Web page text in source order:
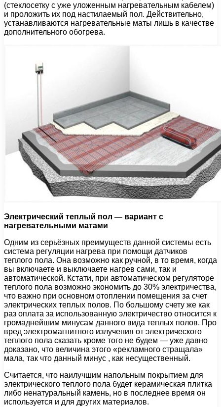
(стеклосетку с уже уложенным нагревательным кабелем)
и проложить их под настилаемый пол. Действительно,
устанавливаются нагревательные маты лишь в качестве
дополнительного обогрева.
Электрический теплый пол — вариант с
нагревательными матами
Одним из серьёзных преимуществ данной системы есть
система регуляции нагрева при помощи датчиков
теплого пола. Она возможно как ручной, в то время, когда
вы включаете и выключаете нагрев сами, так и
автоматической. Кстати, при автоматическом регуляторе
теплого пола возможно экономить до 30% электричества,
что важно при основном отоплении помещения за счет
электрических теплых полов. По большому счету же как
раз оплата за использованную электричество относится к
громаднейшим минусам данного вида теплых полов. Про
вред электромагнитного излучения от электрического
теплого пола сказать кроме того не будем — уже давно
доказано, что величина этого «рекламного стращала»
мала, так что данный минус , как несущественный.
Считается, что наилучшим напольным покрытием для
электрического теплого пола будет керамическая плитка
либо ненатуральный камень, но в последнее время он
используется и для других материалов.